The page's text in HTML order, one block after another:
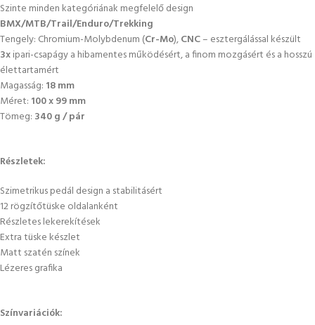
Szinte minden kategóriának megfelelő design
BMX/MTB/Trail/Enduro/Trekking
Tengely: Chromium-Molybdenum (Cr-Mo),CNC– esztergálással készült
3xipari-csapágy a hibamentes működésért, a finom mozgásért és a hosszú
élettartamért
Magasság: 18 mm
Méret: 100 x 99 mm
Tömeg: 340 g / pár
Részletek:
Szimetrikus pedál design a stabilitásért
12 rögzítőtüske oldalanként
Részletes lekerekítések
Extra tüske készlet
Matt szatén színek
Lézeres grafika
Színvariációk: